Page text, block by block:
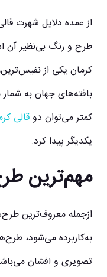
از عمده دلایل شهرت
طرح و رنگ بی‌نظیر
کرمان یکی از
بافته‌های جهان به
کمتر می‌توان دوقالی
یکدیگر پیدا کرد.
مهم‌ترین
ازجمله معروف‌ترین
به‌کاربرده می‌شود،
تصویری و افشان